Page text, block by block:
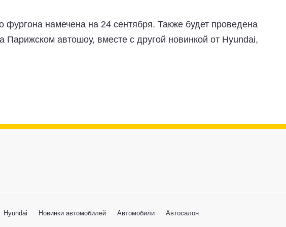
фургона намечена на 24 сентября. Также будет проведена
Парижском автошоу, вместе с другой новинкой от Hyundai,
Hyundai Новинки автомобилей Автомобили Автосалон